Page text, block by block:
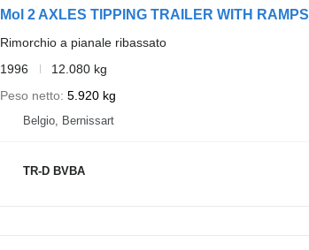
Mol 2 AXLES TIPPING TRAILER WITH RAMPS
Rimorchio a pianale ribassato
1996
12.080 kg
Peso netto 5.920 kg
Belgio, Bernissart
TR-D BVBA